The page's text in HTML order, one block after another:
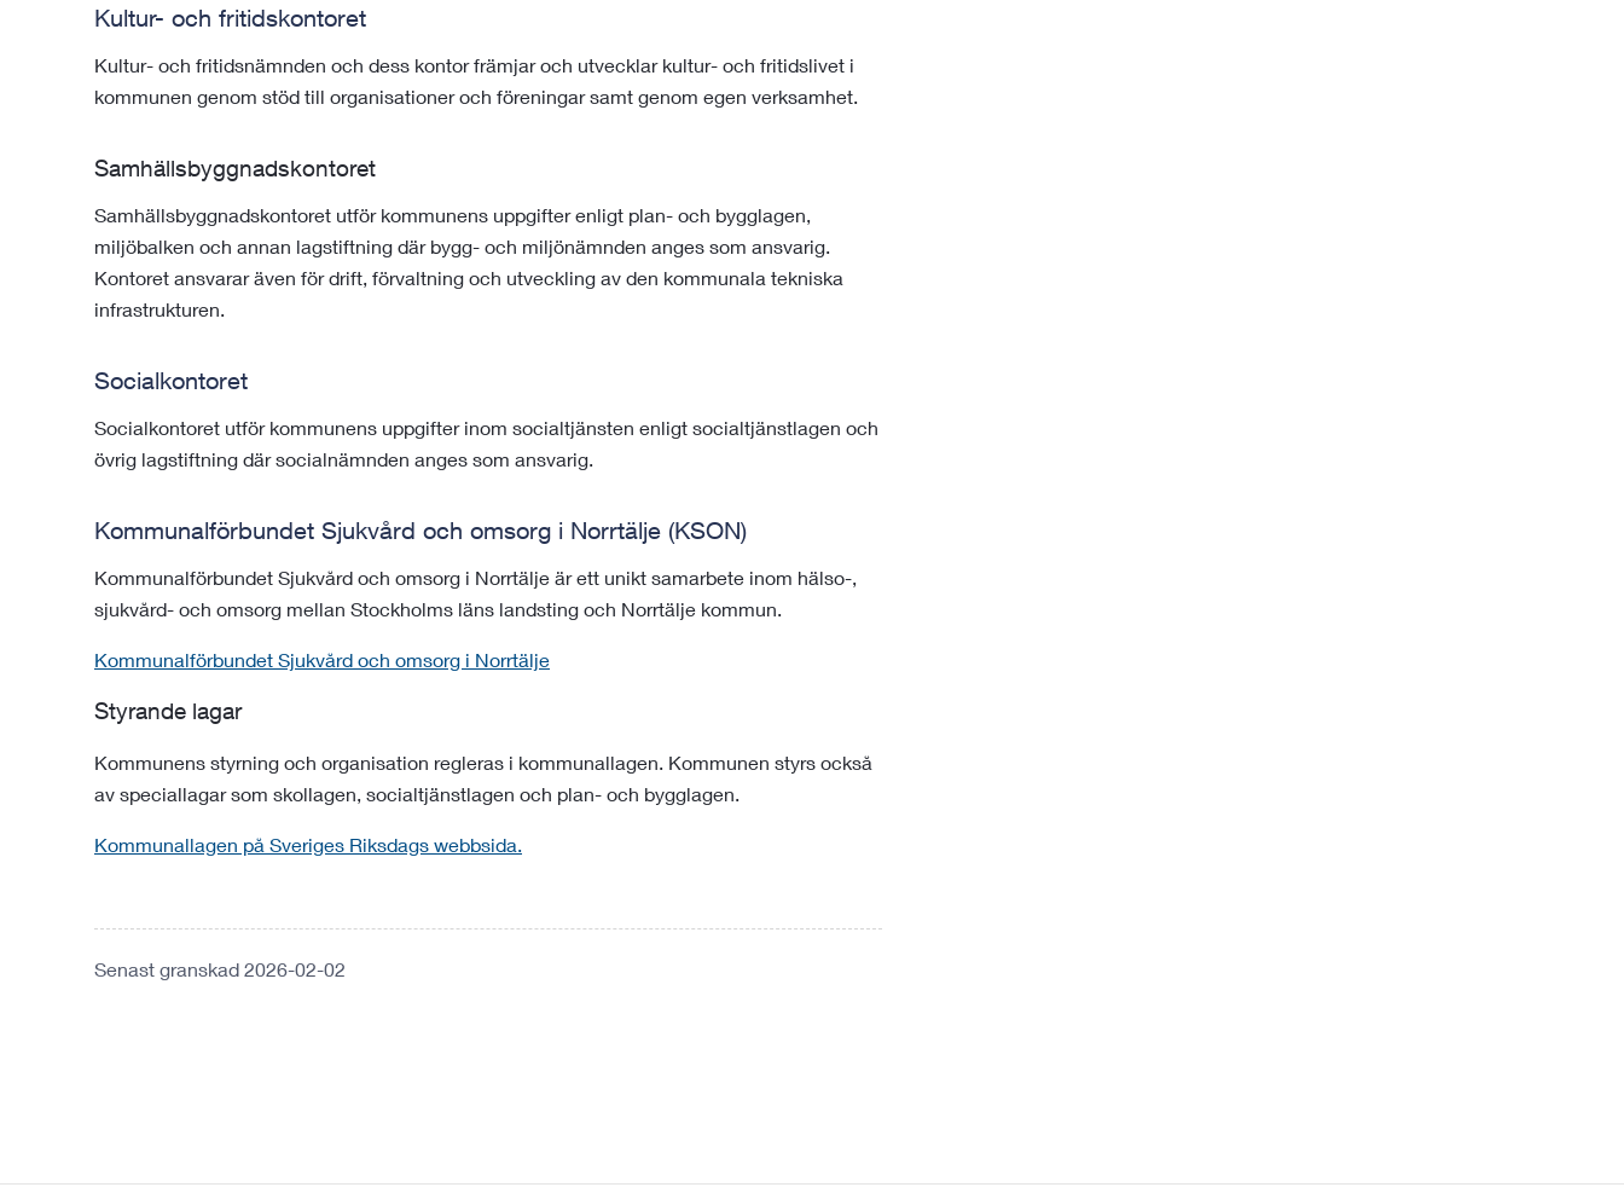
Kultur- och fritidskontoret
Kultur- och fritidsnämnden och dess kontor främjar och utvecklar kultur- och fritidslivet i
kommunen genom stöd till organisationer och föreningar samt genom egen verksamhet.
Samhällsbyggnadskontoret
Samhällsbyggnadskontoret utför kommunens uppgifter enligt plan- och bygglagen,
miljöbalken och annan lagstiftning där bygg- och miljönämnden anges som ansvarig.
Kontoret ansvarar även för drift, förvaltning och utveckling av den kommunala tekniska
infrastrukturen.
Socialkontoret
Socialkontoret utför kommunens uppgifter inom socialtjänsten enligt socialtjänstlagen och
övrig lagstiftning där socialnämnden anges som ansvarig.
Kommunalförbundet Sjukvård och omsorg i Norrtälje (KSON)
Kommunalförbundet Sjukvård och omsorg i Norrtälje är ett unikt samarbete inom hälso-,
sjukvård- och omsorg mellan Stockholms läns landsting och Norrtälje kommun.
Kommunalförbundet Sjukvård och omsorg i Norrtälje
Styrande lagar
Kommunens styrning och organisation regleras i kommunallagen. Kommunen styrs också
av speciallagar som skollagen, socialtjänstlagen och plan- och bygglagen.
Kommunallagen på Sveriges Riksdags webbsida.
Senast granskad 2026-02-02